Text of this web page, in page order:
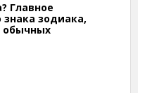
Главное
зодиака,
обычных